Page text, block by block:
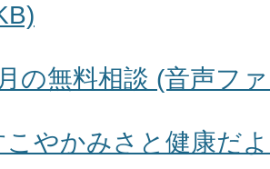
の無料相談 (音声フ
こやかみさと健康だ